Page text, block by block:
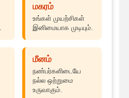
மகரம்
உங்கள் முயற்சிகள்
இனிமையாக முடியும்.
மீனம்
நண்பர்களிடையே
நல்ல ஒற்றுமை
உருவாகும்.